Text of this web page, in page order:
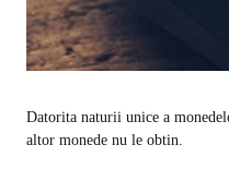
Datorita naturii unice a
altor monede nu le obtin.